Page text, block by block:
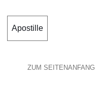
Apostille
ZUM SEITENANFANG